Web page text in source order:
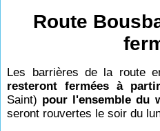
Route
Les barrières de la route
resteront fermées à
Saint) pour l'ensemble du
seront rouvertes le soir du